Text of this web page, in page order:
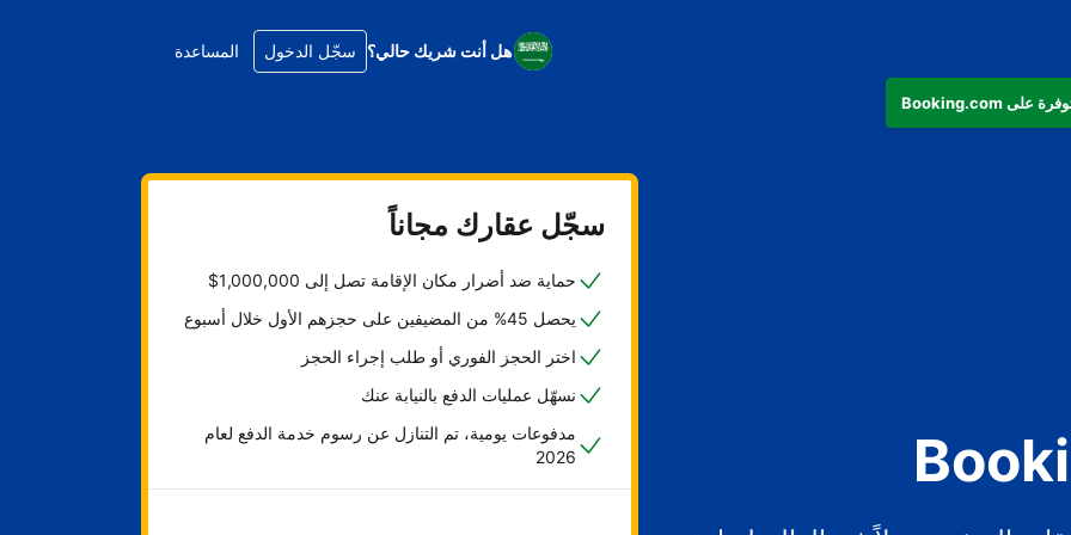
هل أنت شريك حالي؟ سجّل الدخول المساعدة
سجّل عقارك مجاناً
حماية ضد أضرار مكان الإقامة تصل إلى 1,000,000$
يحصل 45% من المضيفين على حجزهم الأول خلال أسبوع
اختر الحجز الفوري أو طلب إجراء الحجز
نسهّل عمليات الدفع بالنيابة عنك
مدفوعات يومية، تم التنازل عن رسوم خدمة الدفع لعام
2026